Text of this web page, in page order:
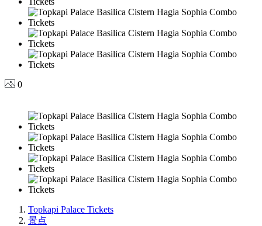
0
Topkapi Palace Tickets
景点